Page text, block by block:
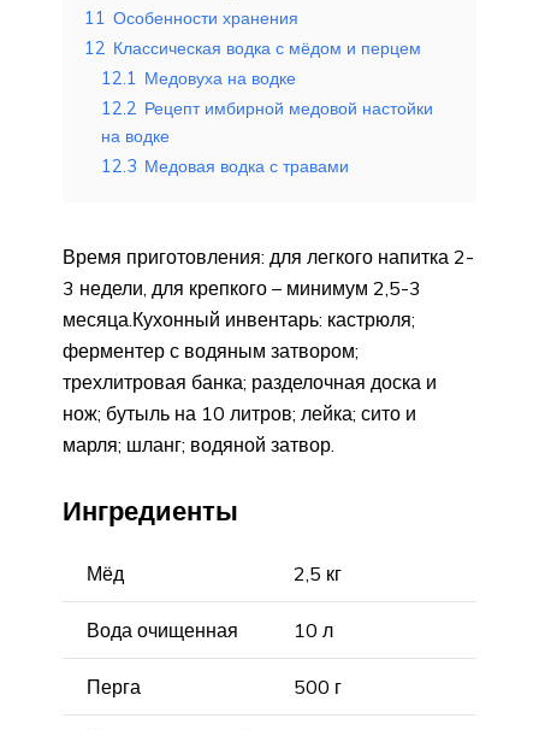
11 Особенности хранения
12 Классическая водка с мёдом и перцем
12.1 Медовуха на водке
12.2 Рецепт имбирной медовой настойки
на водке
12.3 Медовая водка с травами
Время приготовления: для легкого напитка 2-
3 недели, для крепкого – минимум 2,5-3
месяца.Кухонный инвентарь: кастрюля;
ферментер с водяным затвором;
трехлитровая банка; разделочная доска и
нож; бутыль на 10 литров; лейка; сито и
марля; шланг; водяной затвор.
Ингредиенты
Мёд 2,5 кг
Вода очищенная 10 л
Перга 500 г